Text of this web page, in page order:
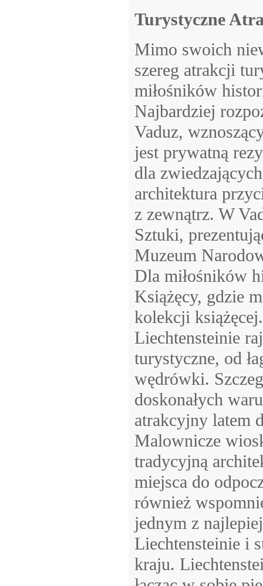
Turystyczne
Mimo swoich
szereg atrakcji
miłośników
Najbardziej
Vaduz,
jest prywatną
dla
architektura
z zewnątrz. W
Sztuki,
Muzeum
Dla miłośników
Książęcy, gdzie
kolekcji
Liechtensteinie
turystyczne, od
wędrówki.
doskonałych
atrakcyjny latem
Malownicze
tradycyjną
miejsca do
również
jednym z
Liechtensteinie i
kraju.